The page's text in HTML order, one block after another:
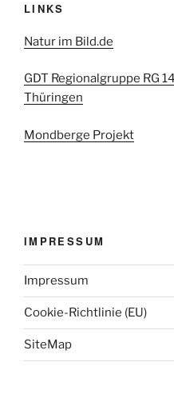
LINKS
Natur im Bild.de
GDT Regionalgruppe RG
Thüringen
Mondberge Projekt
IMPRESSUM
Impressum
Cookie-Richtlinie (EU)
SiteMap